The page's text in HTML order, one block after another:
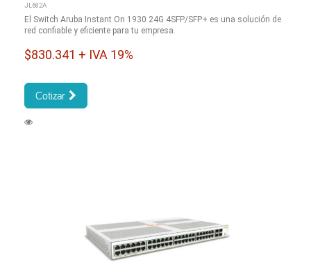
JL682A
El Switch Aruba Instant On 1930 24G 4SFP/SFP+ es una solución de
red confiable y eficiente para tu empresa.
$830.341 + IVA 19%
Cotizar